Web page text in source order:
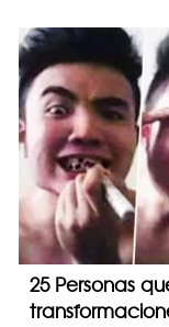
25 Personas